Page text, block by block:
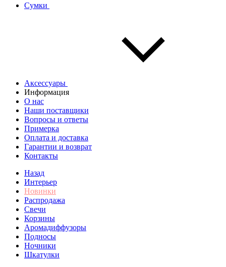
Сумки
Аксессуары
Информация
О нас
Наши поставщики
Вопросы и ответы
Примерка
Оплата и доставка
Гарантии и возврат
Контакты
Назад
Интерьер
Новинки
Распродажа
Свечи
Корзины
Аромадиффузоры
Подносы
Ночники
Шкатулки